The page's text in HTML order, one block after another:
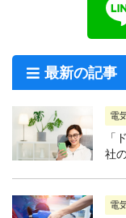
最新の記事
電
「
社
電